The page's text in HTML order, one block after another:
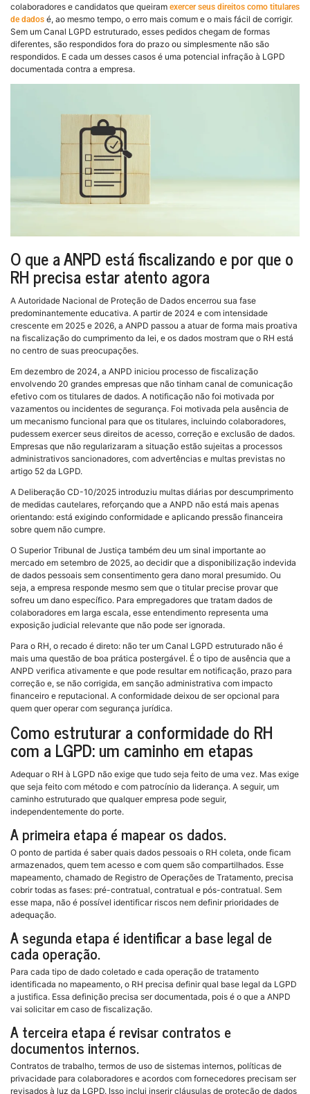
colaboradores e candidatos que queiram exercer seus direitos como titulares
de dados é, ao mesmo tempo, o erro mais comum e o mais fácil de corrigir.
Sem um Canal LGPD estruturado, esses pedidos chegam de formas
diferentes, são respondidos fora do prazo ou simplesmente não são
respondidos. E cada um desses casos é uma potencial infração à LGPD
documentada contra a empresa.
O que a ANPD está fiscalizando e por que o
RH precisa estar atento agora
A Autoridade Nacional de Proteção de Dados encerrou sua fase
predominantemente educativa. A partir de 2024 e com intensidade
crescente em 2025 e 2026, a ANPD passou a atuar de forma mais proativa
na fiscalização do cumprimento da lei, e os dados mostram que o RH está
no centro de suas preocupações.
Em dezembro de 2024, a ANPD iniciou processo de fiscalização
envolvendo 20 grandes empresas que não tinham canal de comunicação
efetivo com os titulares de dados. A notificação não foi motivada por
vazamentos ou incidentes de segurança. Foi motivada pela ausência de
um mecanismo funcional para que os titulares, incluindo colaboradores,
pudessem exercer seus direitos de acesso, correção e exclusão de dados.
Empresas que não regularizaram a situação estão sujeitas a processos
administrativos sancionadores, com advertências e multas previstas no
artigo 52 da LGPD.
A Deliberação CD-10/2025 introduziu multas diárias por descumprimento
de medidas cautelares, reforçando que a ANPD não está mais apenas
orientando: está exigindo conformidade e aplicando pressão financeira
sobre quem não cumpre.
O Superior Tribunal de Justiça também deu um sinal importante ao
mercado em setembro de 2025, ao decidir que a disponibilização indevida
de dados pessoais sem consentimento gera dano moral presumido. Ou
seja, a empresa responde mesmo sem que o titular precise provar que
sofreu um dano específico. Para empregadores que tratam dados de
colaboradores em larga escala, esse entendimento representa uma
exposição judicial relevante que não pode ser ignorada.
Para o RH, o recado é direto: não ter um Canal LGPD estruturado não é
mais uma questão de boa prática postergável. É o tipo de ausência que a
ANPD verifica ativamente e que pode resultar em notificação, prazo para
correção e, se não corrigida, em sanção administrativa com impacto
financeiro e reputacional. A conformidade deixou de ser opcional para
quem quer operar com segurança jurídica.
Como estruturar a conformidade do RH
com a LGPD: um caminho em etapas
Adequar o RH à LGPD não exige que tudo seja feito de uma vez. Mas exige
que seja feito com método e com patrocínio da liderança. A seguir, um
caminho estruturado que qualquer empresa pode seguir,
independentemente do porte.
A primeira etapa é mapear os dados.
O ponto de partida é saber quais dados pessoais o RH coleta, onde ficam
armazenados, quem tem acesso e com quem são compartilhados. Esse
mapeamento, chamado de Registro de Operações de Tratamento, precisa
cobrir todas as fases: pré-contratual, contratual e pós-contratual. Sem
esse mapa, não é possível identificar riscos nem definir prioridades de
adequação.
A segunda etapa é identificar a base legal de
cada operação.
Para cada tipo de dado coletado e cada operação de tratamento
identificada no mapeamento, o RH precisa definir qual base legal da LGPD
a justifica. Essa definição precisa ser documentada, pois é o que a ANPD
vai solicitar em caso de fiscalização.
A terceira etapa é revisar contratos e
documentos internos.
Contratos de trabalho, termos de uso de sistemas internos, políticas de
privacidade para colaboradores e acordos com fornecedores precisam ser
revisados à luz da LGPD. Isso inclui inserir cláusulas de proteção de dados